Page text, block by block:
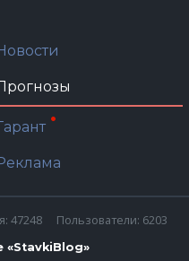
«StavkiBlog»
47248 Пользователи: 6203